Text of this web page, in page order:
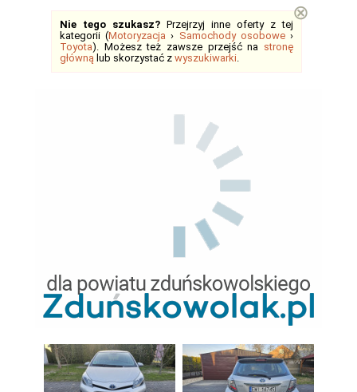
Nie tego szukasz? Przejrzyj inne oferty z tej
kategorii (Motoryzacja › Samochody osobowe›
Toyota). Możesz też zawsze przejść na stronę
główną lub skorzystać z wyszukiwarki.
⊗